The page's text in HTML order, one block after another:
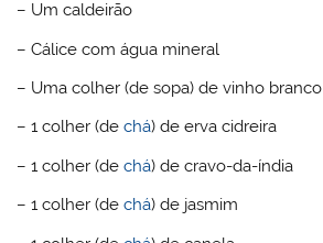
– Um caldeirão
– Cálice com água mineral
– Uma colher (de sopa) de vinho branco
– 1 colher (dechá) de erva cidreira
– 1 colher (dechá) de cravo-da-índia
– 1 colher (dechá) de jasmim